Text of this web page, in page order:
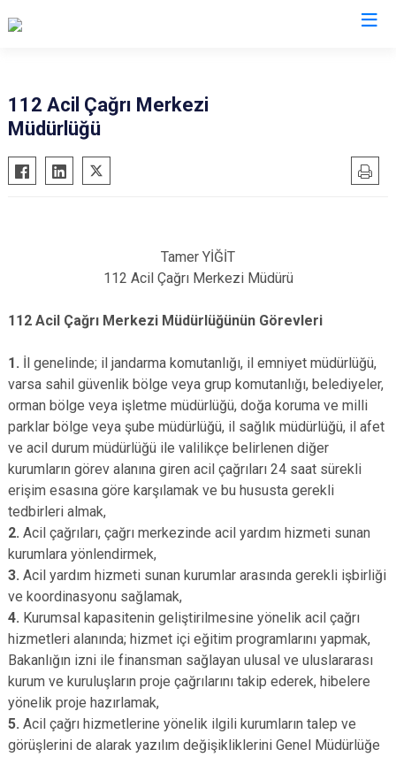
112 Acil Çağrı Merkezi
Müdürlüğü
Tamer YİĞİT
112 Acil Çağrı Merkezi Müdürü
112 Acil Çağrı Merkezi Müdürlüğünün Görevleri
1. İl genelinde; il jandarma komutanlığı, il emniyet müdürlüğü,
varsa sahil güvenlik bölge veya grup komutanlığı, belediyeler,
orman bölge veya işletme müdürlüğü, doğa koruma ve milli
parklar bölge veya şube müdürlüğü, il sağlık müdürlüğü, il afet
ve acil durum müdürlüğü ile valilikçe belirlenen diğer
kurumların görev alanına giren acil çağrıları 24 saat sürekli
erişim esasına göre karşılamak ve bu hususta gerekli
tedbirleri almak,
2. Acil çağrıları, çağrı merkezinde acil yardım hizmeti sunan
kurumlara yönlendirmek,
3. Acil yardım hizmeti sunan kurumlar arasında gerekli işbirliği
ve koordinasyonu sağlamak,
4. Kurumsal kapasitenin geliştirilmesine yönelik acil çağrı
hizmetleri alanında; hizmet içi eğitim programlarını yapmak,
Bakanlığın izni ile finansman sağlayan ulusal ve uluslararası
kurum ve kuruluşların proje çağrılarını takip ederek, hibelere
yönelik proje hazırlamak,
5. Acil çağrı hizmetlerine yönelik ilgili kurumların talep ve
görüşlerini de alarak yazılım değişikliklerini Genel Müdürlüğe